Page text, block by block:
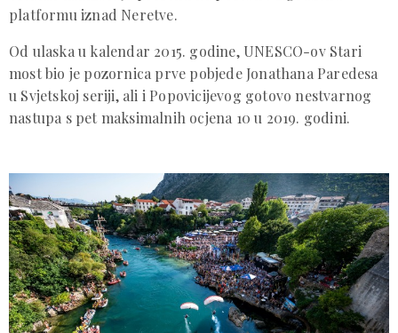
platformu iznad Neretve.
Od ulaska u kalendar 2015. godine, UNESCO-ov Stari
most bio je pozornica prve pobjede Jonathana Paredesa
u Svjetskoj seriji, ali i Popovicijevog gotovo nestvarnog
nastupa s pet maksimalnih ocjena 10 u 2019. godini.